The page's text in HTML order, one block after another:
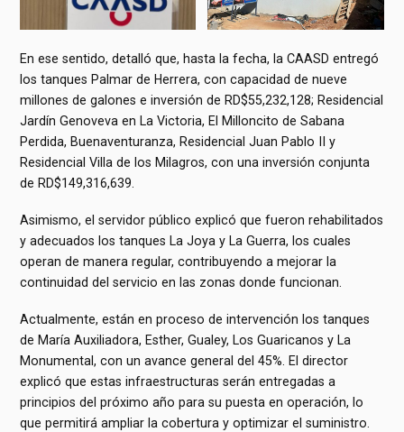
En ese sentido, detalló que, hasta la fecha, la CAASD entregó
los tanques Palmar de Herrera, con capacidad de nueve
millones de galones e inversión de RD$55,232,128; Residencial
Jardín Genoveva en La Victoria, El Milloncito de Sabana
Perdida, Buenaventuranza, Residencial Juan Pablo II y
Residencial Villa de los Milagros, con una inversión conjunta
de RD$149,316,639.
Asimismo, el servidor público explicó que fueron rehabilitados
y adecuados los tanques La Joya y La Guerra, los cuales
operan de manera regular, contribuyendo a mejorar la
continuidad del servicio en las zonas donde funcionan.
Actualmente, están en proceso de intervención los tanques
de María Auxiliadora, Esther, Gualey, Los Guaricanos y La
Monumental, con un avance general del 45%. El director
explicó que estas infraestructuras serán entregadas a
principios del próximo año para su puesta en operación, lo
que permitirá ampliar la cobertura y optimizar el suministro.